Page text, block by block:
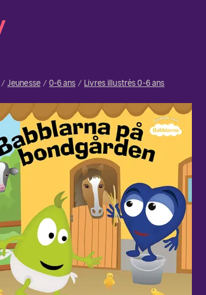
Jeunesse 0-6 ans Livres illustrés 0-6 ans